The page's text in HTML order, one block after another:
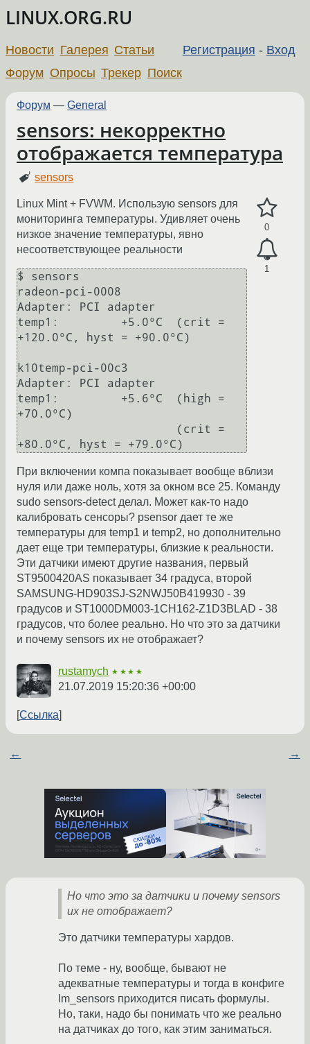
LINUX.ORG.RU
Регистрация - Вход
Новости Галерея Статьи
Форум Опросы Трекер Поиск
Форум — General
sensors: некорректно
отображается температура
sensors
0
1
Linux Mint + FVWM. Использую sensors для
мониторинга температуры. Удивляет очень
низкое значение температуры, явно
несоответствующее реальности
$ sensors
radeon-pci-0008
Adapter: PCI adapter
temp1:         +5.0°C  (crit =
+120.0°C, hyst = +90.0°C)
k10temp-pci-00c3
Adapter: PCI adapter
temp1:         +5.6°C  (high =
+70.0°C)
При включении компа показывает вообще вблизи
нуля или даже ноль, хотя за окном все 25. Команду
sudo sensors-detect делал. Может как-то надо
калибровать сенсоры? psensor дает те же
температуры для temp1 и temp2, но дополнительно
дает еще три температуры, близкие к реальности.
Эти датчики имеют другие названия, первый
ST9500420AS показывает 34 градуса, второй
SAMSUNG-HD903SJ-S2NWJ50B419930 - 39
градусов и ST1000DM003-1CH162-Z1D3BLAD - 38
градусов, что более реально. Но что это за датчики
и почему sensors их не отображает?
rustamych ★★★★
21.07.2019 15:20:36 +00:00
Ссылка
← →
Но что это за датчики и почему sensors
их не отображает?
Это датчики температуры хардов.
По теме - ну, вообще, бывают не
адекватные температуры и тогда в конфиге
lm_sensors приходится писать формулы.
Но, таки, надо бы понимать что же реально
на датчиках до того, как этим заниматься.